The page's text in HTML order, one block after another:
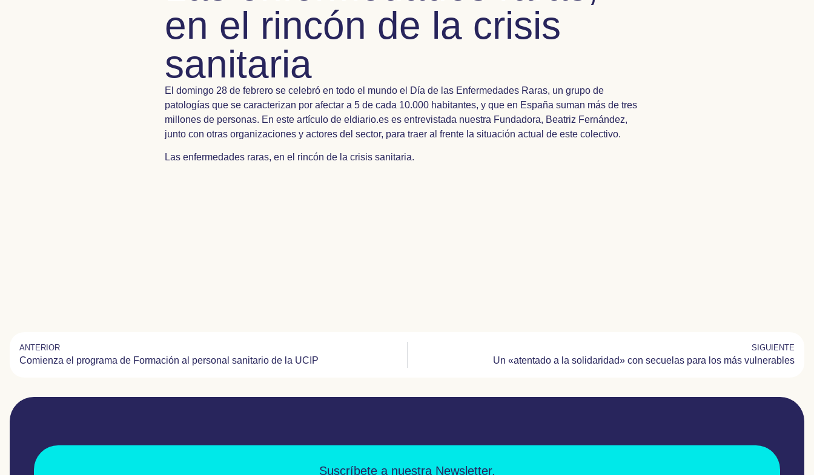
en el rincón de la crisis
sanitaria
El domingo 28 de febrero se celebró en todo el mundo el Día de las Enfermedades Raras, un grupo de
patologías que se caracterizan por afectar a 5 de cada 10.000 habitantes, y que en España suman más de tres
millones de personas. En este artículo de eldiario.es es entrevistada nuestra Fundadora, Beatriz Fernández,
junto con otras organizaciones y actores del sector, para traer al frente la situación actual de este colectivo.
Las enfermedades raras, en el rincón de la crisis sanitaria.
ANTERIOR
Comienza el programa de Formación al personal sanitario de la UCIP
SIGUIENTE
Un «atentado a la solidaridad» con secuelas para los más vulnerables
Suscríbete a nuestra Newsletter.